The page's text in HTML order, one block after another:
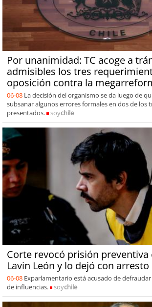
Por unanimidad: TC acoge a
admisibles los tres
oposición contra la
06-08 La decisión del organismo se da luego de
subsanar algunos errores formales en dos de los
presentados.
soychile
Corte revocó prisión preventiva
Lavin León y lo dejó con
06-08 Exparlamentario está acusado de
de influencias.
soychile